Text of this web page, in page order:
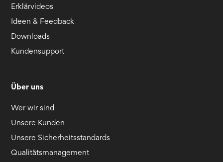
Erklärvideos
Ideen & Feedback
Downloads
Kundensupport
Über uns
Wer wir sind
Unsere Kunden
Unsere Sicherheitsstandards
Qualitätsmanagement